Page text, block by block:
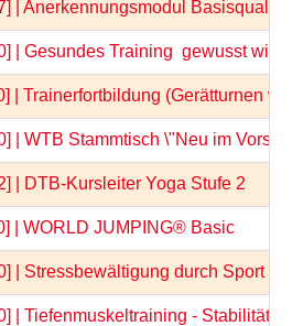
| Anerkennungsmodul
| Gesundes Training  gewusst wie
| Trainerfortbildung (Gerätturnen
| WTB Stammtisch \"Neu im
| DTB-Kursleiter Yoga Stufe 2
| WORLD JUMPING® Basic
| Stressbewältigung durch Sport -
| Tiefenmuskeltraining - Stabilität